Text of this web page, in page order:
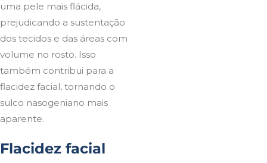
uma pele mais flácida,
prejudicando a sustentação
dos tecidos e das áreas com
volume no rosto. Isso
também contribui para a
flacidez facial, tornando o
sulco nasogeniano mais
aparente.
Flacidez facial